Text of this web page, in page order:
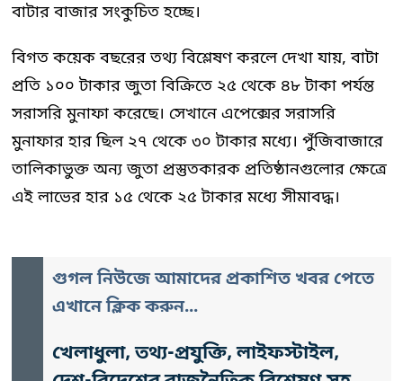
বাটার বাজার সংকুচিত হচ্ছে।
বিগত কয়েক বছরের তথ্য বিশ্লেষণ করলে দেখা যায়, বাটা
প্রতি ১০০ টাকার জুতা বিক্রিতে ২৫ থেকে ৪৮ টাকা পর্যন্ত
সরাসরি মুনাফা করেছে। সেখানে এপেক্সের সরাসরি
মুনাফার হার ছিল ২৭ থেকে ৩০ টাকার মধ্যে। পুঁজিবাজারে
তালিকাভুক্ত অন্য জুতা প্রস্তুতকারক প্রতিষ্ঠানগুলোর ক্ষেত্রে
এই লাভের হার ১৫ থেকে ২৫ টাকার মধ্যে সীমাবদ্ধ।
গুগল নিউজে আমাদের প্রকাশিত খবর পেতে
এখানে ক্লিক করুন...
খেলাধুলা, তথ্য-প্রযুক্তি, লাইফস্টাইল,